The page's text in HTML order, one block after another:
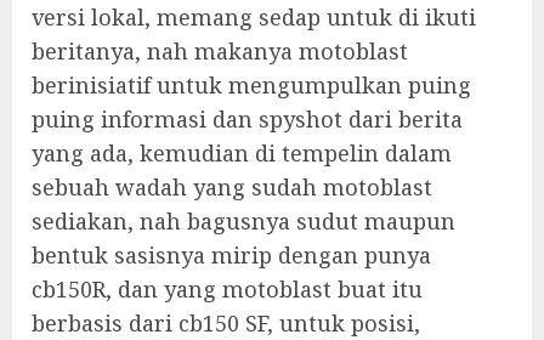
versi lokal, memang sedap untuk di ikuti
beritanya, nah makanya motoblast
berinisiatif untuk mengumpulkan puing
puing informasi dan spyshot dari berita
yang ada, kemudian di tempelin dalam
sebuah wadah yang sudah motoblast
sediakan, nah bagusnya sudut maupun
bentuk sasisnya mirip dengan punya
cb150R, dan yang motoblast buat itu
berbasis dari cb150 SF, untuk posisi,